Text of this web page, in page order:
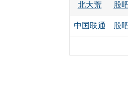
北大荒 股
中国联通 股